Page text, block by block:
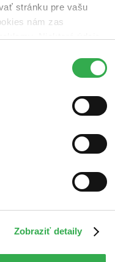
stránku pre vašu
nám zas
cookies. Ďakujeme!
Zobraziť detaily